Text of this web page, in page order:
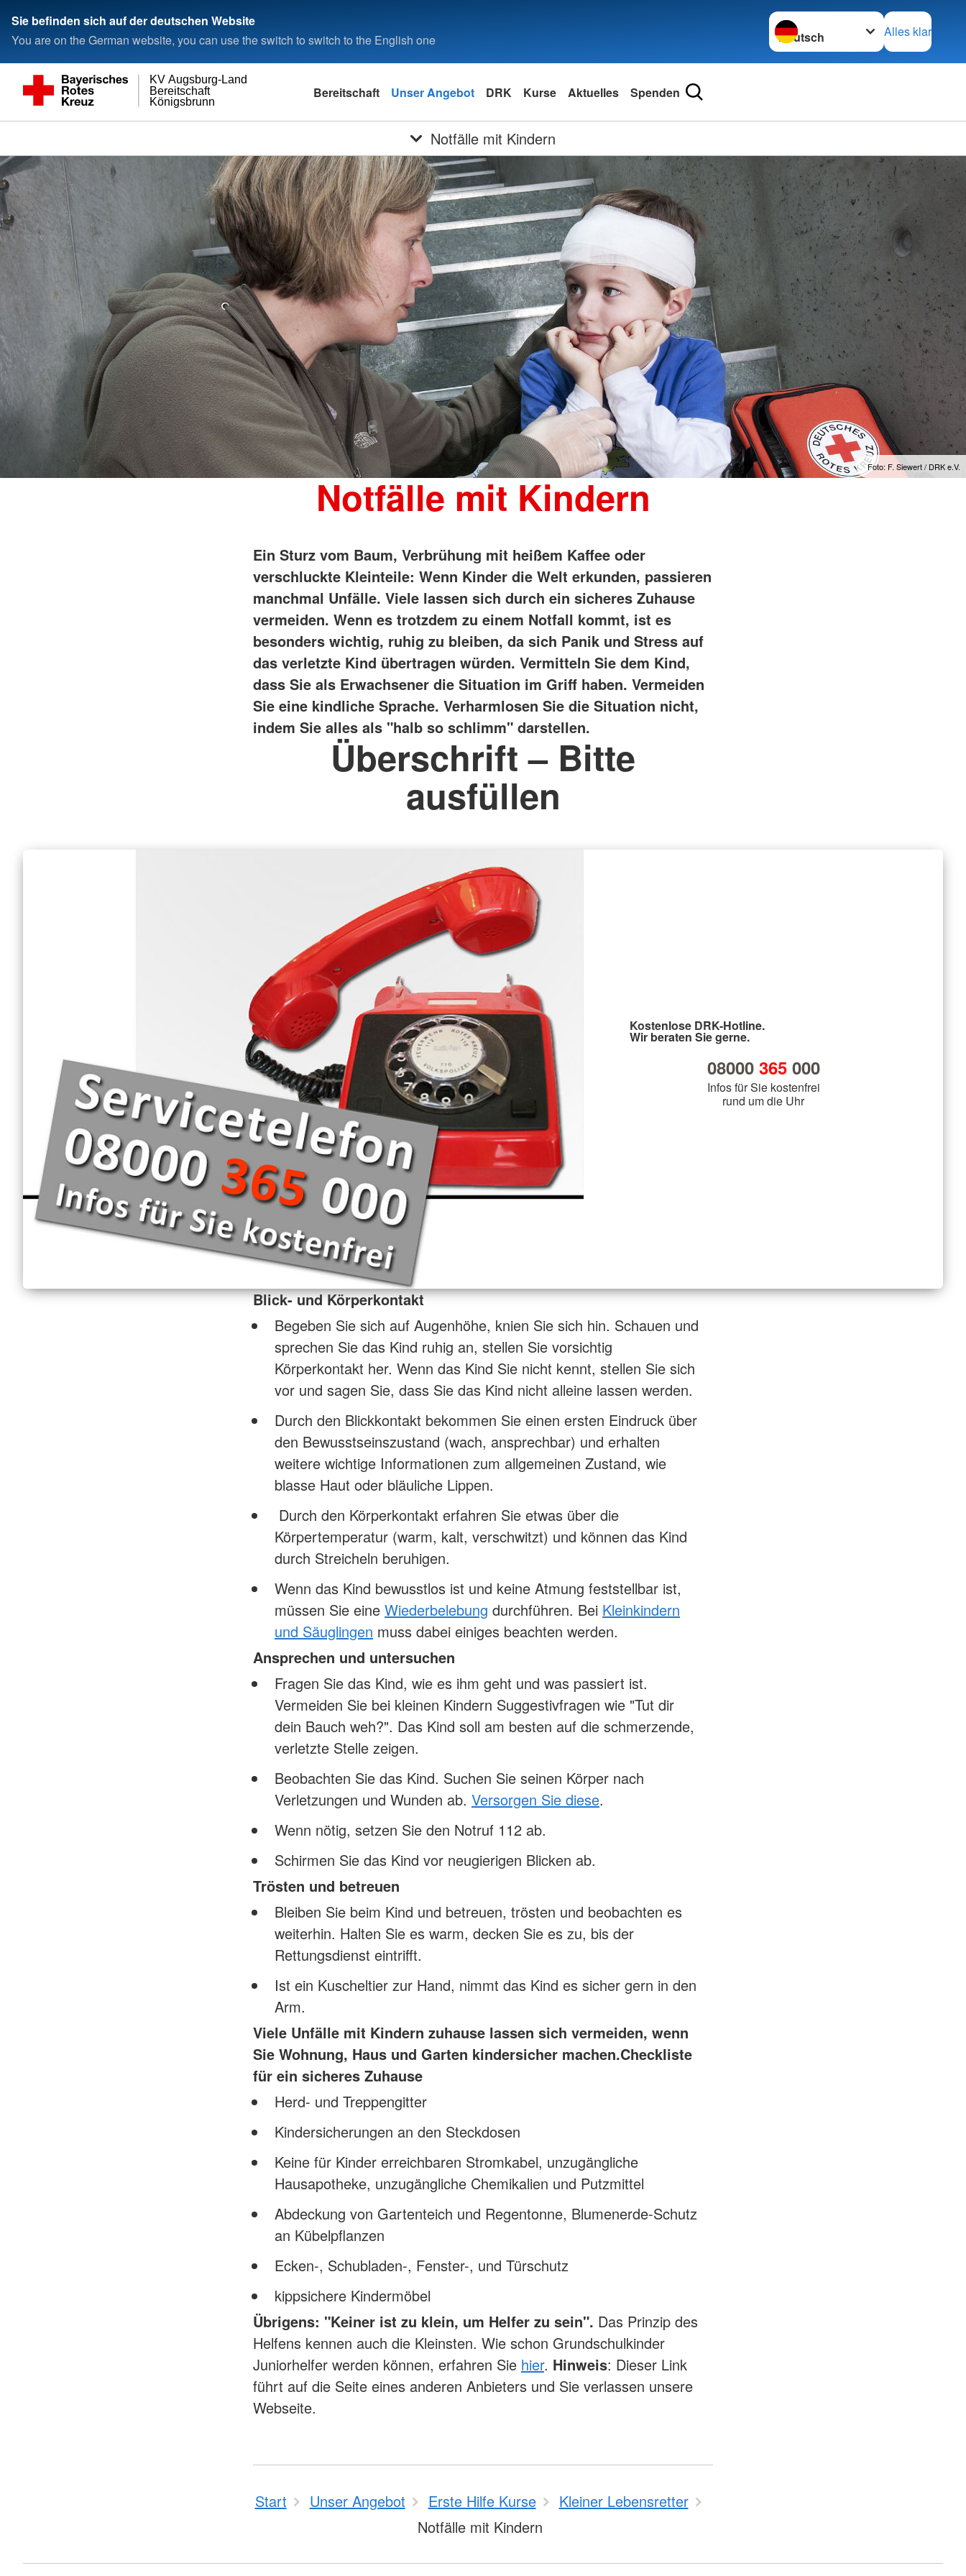
Sie befinden sich auf der deutschen Website
You are on the German website, you can use the switch to switch to the English one
Sprache wechseln zu
Alles klar
Königsbrunn
Bereitschaft
KV Augsburg-Land
Bereitschaft Unser Angebot DRK Kurse Aktuelles Spenden
Notfälle mit Kindern
Foto: F. Siewert / DRK e.V.
Notfälle mit Kindern
Ein Sturz vom Baum, Verbrühung mit heißem Kaffee oder
verschluckte Kleinteile: Wenn Kinder die Welt erkunden, passieren
manchmal Unfälle. Viele lassen sich durch ein sicheres Zuhause
vermeiden. Wenn es trotzdem zu einem Notfall kommt, ist es
besonders wichtig, ruhig zu bleiben, da sich Panik und Stress auf
das verletzte Kind übertragen würden. Vermitteln Sie dem Kind,
dass Sie als Erwachsener die Situation im Griff haben. Vermeiden
Sie eine kindliche Sprache. Verharmlosen Sie die Situation nicht,
indem Sie alles als "halb so schlimm" darstellen.
Überschrift – Bitte
ausfüllen
Kostenlose DRK-Hotline.
Wir beraten Sie gerne.
08000 365000
Infos für Sie kostenfrei
rund um die Uhr
Blick- und Körperkontakt
Begeben Sie sich auf Augenhöhe, knien Sie sich hin. Schauen und
sprechen Sie das Kind ruhig an, stellen Sie vorsichtig
Körperkontakt her. Wenn das Kind Sie nicht kennt, stellen Sie sich
vor und sagen Sie, dass Sie das Kind nicht alleine lassen werden.
Durch den Blickkontakt bekommen Sie einen ersten Eindruck über
den Bewusstseinszustand (wach, ansprechbar) und erhalten
weitere wichtige Informationen zum allgemeinen Zustand, wie
blasse Haut oder bläuliche Lippen.
Durch den Körperkontakt erfahren Sie etwas über die
Körpertemperatur (warm, kalt, verschwitzt) und können das Kind
durch Streicheln beruhigen.
Wenn das Kind bewusstlos ist und keine Atmung feststellbar ist,
müssen Sie eine Wiederbelebung durchführen. Bei Kleinkindern
und Säuglingen muss dabei einiges beachten werden.
Ansprechen und untersuchen
Fragen Sie das Kind, wie es ihm geht und was passiert ist.
Vermeiden Sie bei kleinen Kindern Suggestivfragen wie "Tut dir
dein Bauch weh?". Das Kind soll am besten auf die schmerzende,
verletzte Stelle zeigen.
Beobachten Sie das Kind. Suchen Sie seinen Körper nach
Verletzungen und Wunden ab. Versorgen Sie diese.
Wenn nötig, setzen Sie den Notruf 112 ab.
Schirmen Sie das Kind vor neugierigen Blicken ab.
Trösten und betreuen
Bleiben Sie beim Kind und betreuen, trösten und beobachten es
weiterhin. Halten Sie es warm, decken Sie es zu, bis der
Rettungsdienst eintrifft.
Ist ein Kuscheltier zur Hand, nimmt das Kind es sicher gern in den
Arm.
Viele Unfälle mit Kindern zuhause lassen sich vermeiden, wenn
Sie Wohnung, Haus und Garten kindersicher machen.Checkliste
für ein sicheres Zuhause
Herd- und Treppengitter
Kindersicherungen an den Steckdosen
Keine für Kinder erreichbaren Stromkabel, unzugängliche
Hausapotheke, unzugängliche Chemikalien und Putzmittel
Abdeckung von Gartenteich und Regentonne, Blumenerde-Schutz
an Kübelpflanzen
Ecken-, Schubladen-, Fenster-, und Türschutz
kippsichere Kindermöbel
Übrigens: "Keiner ist zu klein, um Helfer zu sein". Das Prinzip des
Helfens kennen auch die Kleinsten. Wie schon Grundschulkinder
Juniorhelfer werden können, erfahren Sie hier. Hinweis: Dieser Link
führt auf die Seite eines anderen Anbieters und Sie verlassen unsere
Webseite.
Start Unser Angebot Erste Hilfe Kurse
Kleiner Lebensretter
Notfälle mit Kindern